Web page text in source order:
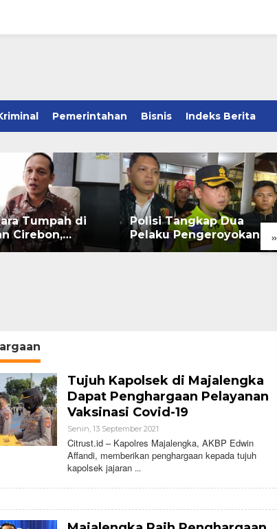
Pemerintahan Bisnis Indeks Berita
»
Tumpah di
Cirebon,
bagi Kerang
Polisi Tangkap Dua
Pelaku Pengeroyokan
Pengunjung GTC
Tujuh Kapolsek di Majalengka
Dapat Penghargaan Pelayanan
Vaksinasi Covid-19
Senin, 13 September 2021
E
H
T
T
Citrust.id – Kapolres Majalengka, AKBP Edwin
Affandi, memberikan penghargaan kepada tujuh
kapolsek jajaran